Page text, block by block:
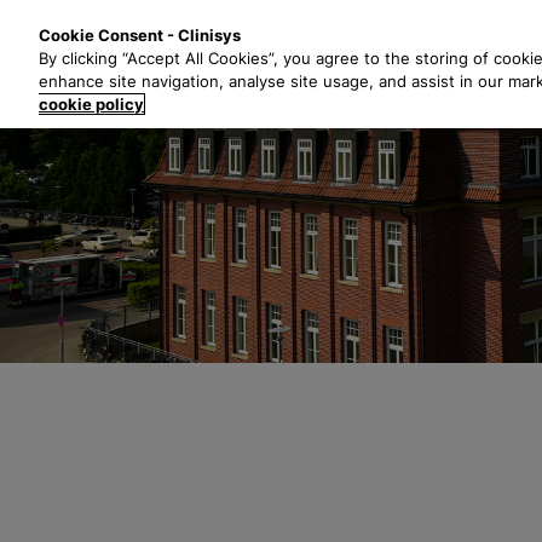
a
u
p
t
i
n
h
a
l
Cookie Consent - Clinisys
By clicking “Accept All Cookies”, you agree to the storing of
enhance site navigation, analyse site usage, and assist in our
cookie policy